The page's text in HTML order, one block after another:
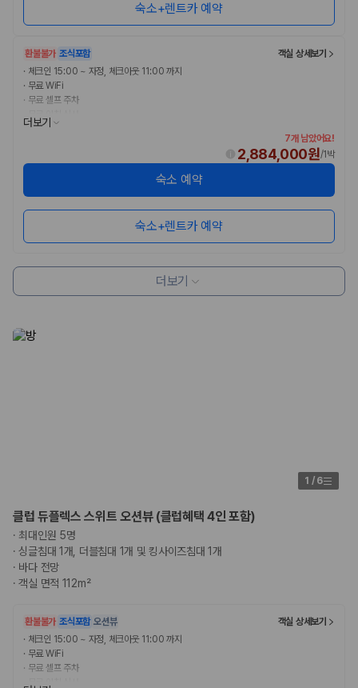
숙소+렌트카 예약
환불불가 조식포함
객실 상세보기
· 체크인 15:00 ~ 자정, 체크아웃 11:00 까지
· 무료 WiFi
· 무료 셀프 주차
무료 아침 식사
더보기
7개 남았어요!
2,884,000원/1박
숙소 예약
숙소+렌트카 예약
더보기
1 / 6
클럽 듀플렉스 스위트 오션뷰 (클럽혜택 4인 포함)
· 최대인원 5명
·싱글침대 1개, 더블침대 1개 및 킹사이즈침대 1개
· 바다 전망
·객실 면적 112m²
환불불가 조식포함 오션뷰
객실 상세보기
· 체크인 15:00 ~ 자정, 체크아웃 11:00 까지
· 무료 WiFi
· 무료 셀프 주차
무료 아침 식사